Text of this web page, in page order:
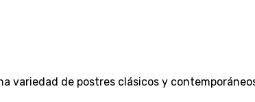
variedad de postres clásicos y